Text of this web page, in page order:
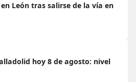
León tras salirse de la vía en
hoy 8 de agosto: nivel